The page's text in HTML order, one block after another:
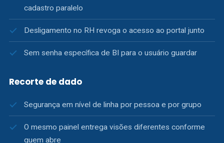
cadastro paralelo
Desligamento no RH revoga o acesso ao portal junto
Sem senha específica de BI para o usuário guardar
Recorte de dado
Segurança em nível de linha por pessoa e por grupo
O mesmo painel entrega visões diferentes conforme
quem abre